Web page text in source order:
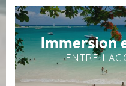
Immersion
ENTRE